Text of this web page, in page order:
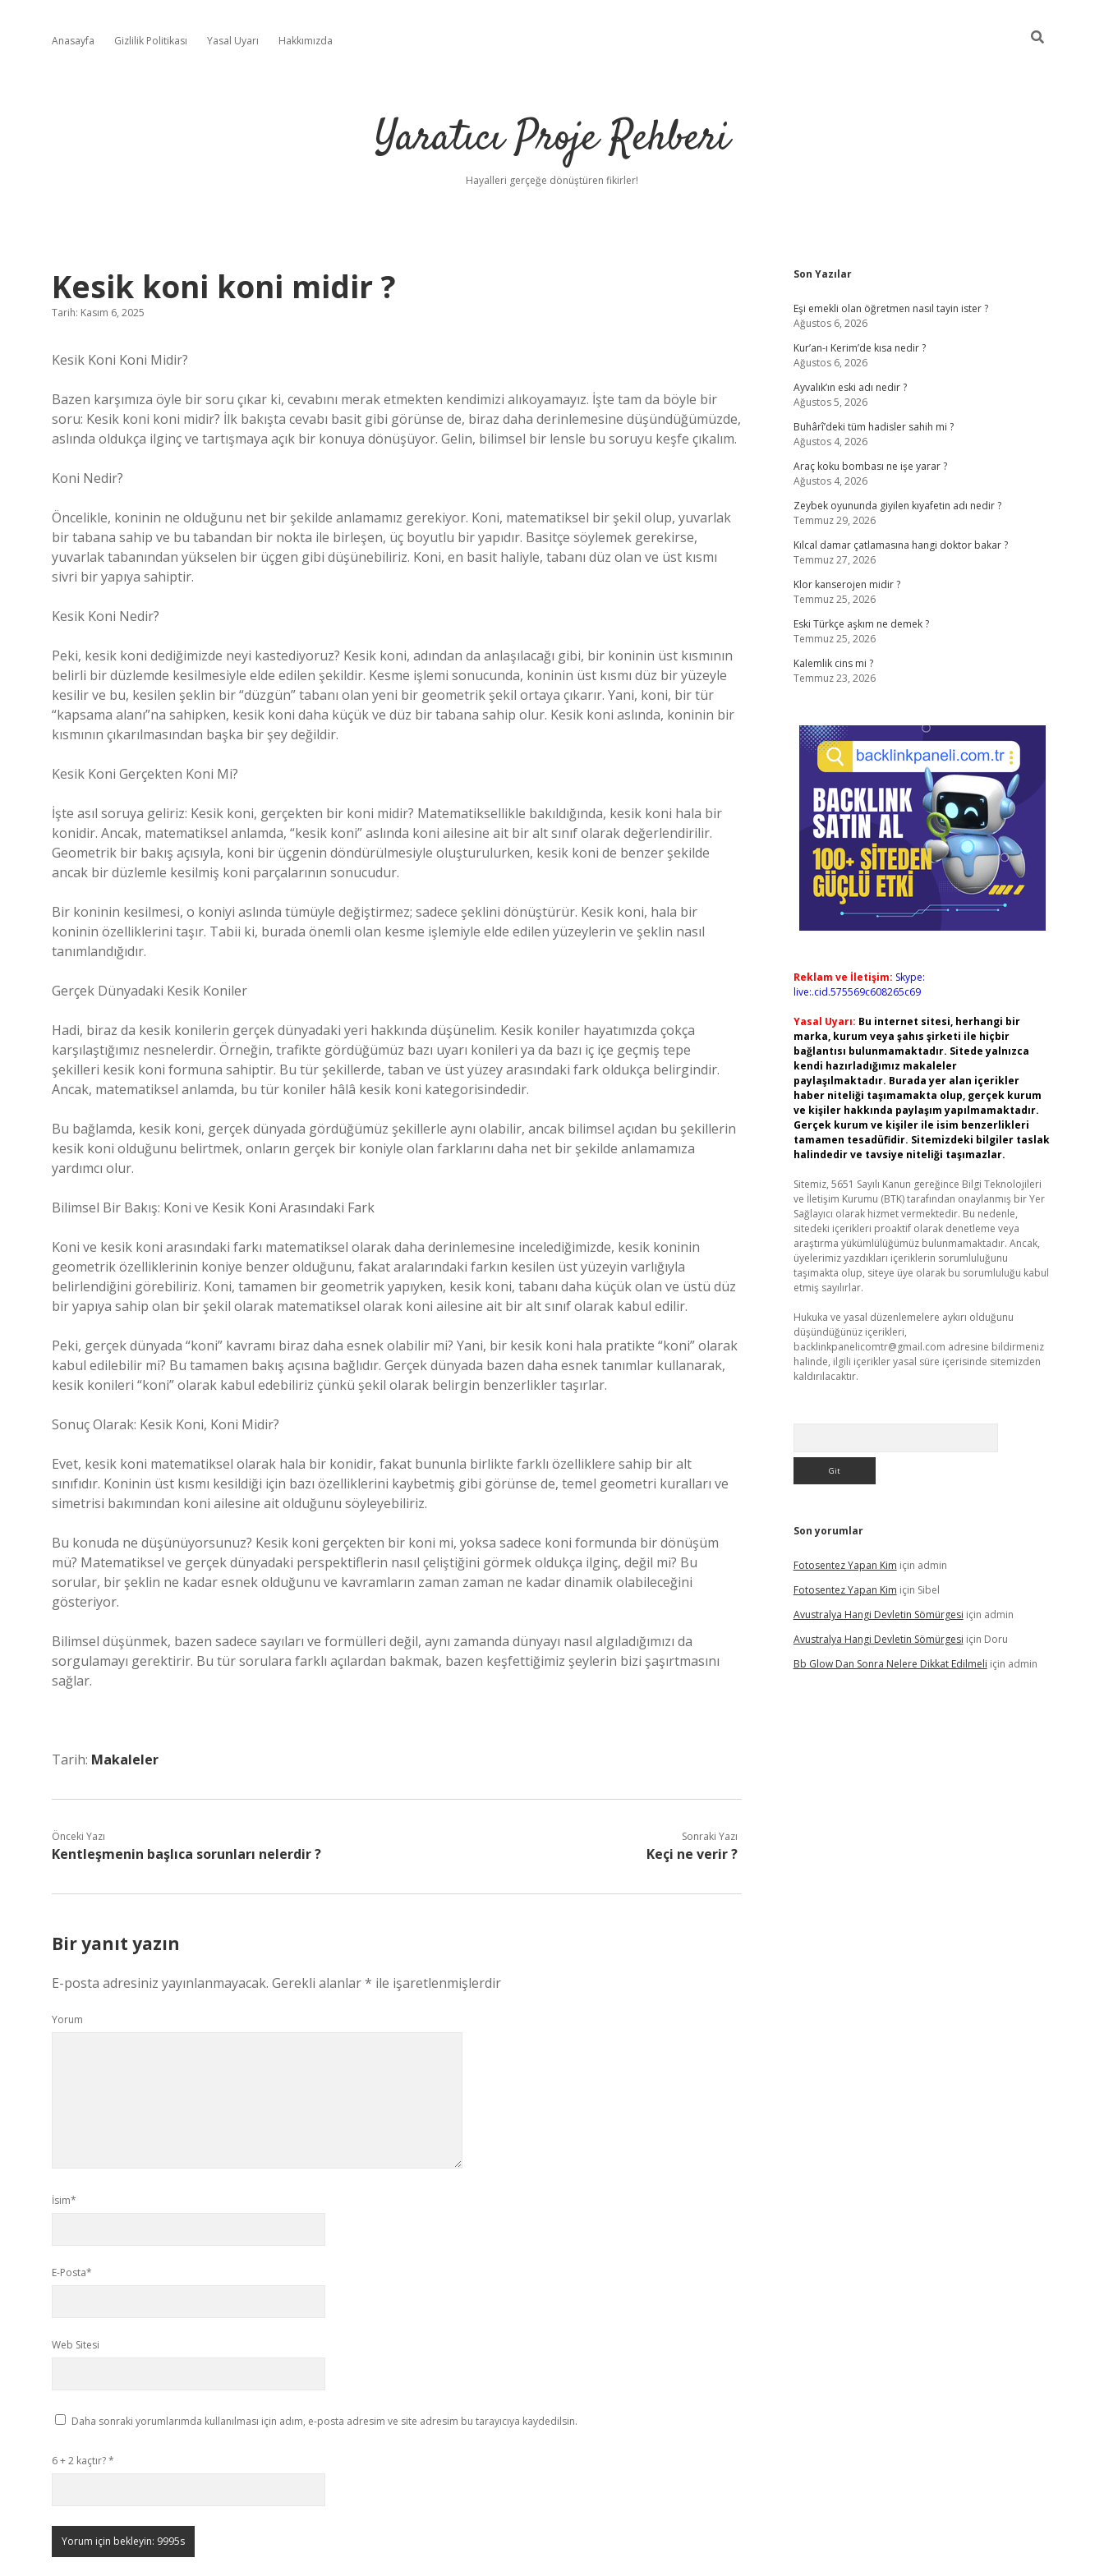
Anasayfa Gizlilik Politikası Yasal Uyarı Hakkımızda
Yaratıcı Proje Rehberi
Hayalleri gerçeğe dönüştüren fikirler!
Kesik koni koni midir ?
Tarih: Kasım 6, 2025
Kesik Koni Koni Midir?
Bazen karşımıza öyle bir soru çıkar ki, cevabını merak etmekten kendimizi alıkoyamayız. İşte tam da böyle bir
soru: Kesik koni koni midir? İlk bakışta cevabı basit gibi görünse de, biraz daha derinlemesine düşündüğümüzde,
aslında oldukça ilginç ve tartışmaya açık bir konuya dönüşüyor. Gelin, bilimsel bir lensle bu soruyu keşfe çıkalım.
Koni Nedir?
Öncelikle, koninin ne olduğunu net bir şekilde anlamamız gerekiyor. Koni, matematiksel bir şekil olup, yuvarlak
bir tabana sahip ve bu tabandan bir nokta ile birleşen, üç boyutlu bir yapıdır. Basitçe söylemek gerekirse,
yuvarlak tabanından yükselen bir üçgen gibi düşünebiliriz. Koni, en basit haliyle, tabanı düz olan ve üst kısmı
sivri bir yapıya sahiptir.
Kesik Koni Nedir?
Peki, kesik koni dediğimizde neyi kastediyoruz? Kesik koni, adından da anlaşılacağı gibi, bir koninin üst kısmının
belirli bir düzlemde kesilmesiyle elde edilen şekildir. Kesme işlemi sonucunda, koninin üst kısmı düz bir yüzeyle
kesilir ve bu, kesilen şeklin bir “düzgün” tabanı olan yeni bir geometrik şekil ortaya çıkarır. Yani, koni, bir tür
“kapsama alanı”na sahipken, kesik koni daha küçük ve düz bir tabana sahip olur. Kesik koni aslında, koninin bir
kısmının çıkarılmasından başka bir şey değildir.
Kesik Koni Gerçekten Koni Mi?
İşte asıl soruya geliriz: Kesik koni, gerçekten bir koni midir? Matematiksellikle bakıldığında, kesik koni hala bir
konidir. Ancak, matematiksel anlamda, “kesik koni” aslında koni ailesine ait bir alt sınıf olarak değerlendirilir.
Geometrik bir bakış açısıyla, koni bir üçgenin döndürülmesiyle oluşturulurken, kesik koni de benzer şekilde
ancak bir düzlemle kesilmiş koni parçalarının sonucudur.
Bir koninin kesilmesi, o koniyi aslında tümüyle değiştirmez; sadece şeklini dönüştürür. Kesik koni, hala bir
koninin özelliklerini taşır. Tabii ki, burada önemli olan kesme işlemiyle elde edilen yüzeylerin ve şeklin nasıl
tanımlandığıdır.
Gerçek Dünyadaki Kesik Koniler
Hadi, biraz da kesik konilerin gerçek dünyadaki yeri hakkında düşünelim. Kesik koniler hayatımızda çokça
karşılaştığımız nesnelerdir. Örneğin, trafikte gördüğümüz bazı uyarı konileri ya da bazı iç içe geçmiş tepe
şekilleri kesik koni formuna sahiptir. Bu tür şekillerde, taban ve üst yüzey arasındaki fark oldukça belirgindir.
Ancak, matematiksel anlamda, bu tür koniler hâlâ kesik koni kategorisindedir.
Bu bağlamda, kesik koni, gerçek dünyada gördüğümüz şekillerle aynı olabilir, ancak bilimsel açıdan bu şekillerin
kesik koni olduğunu belirtmek, onların gerçek bir koniyle olan farklarını daha net bir şekilde anlamamıza
yardımcı olur.
Bilimsel Bir Bakış: Koni ve Kesik Koni Arasındaki Fark
Koni ve kesik koni arasındaki farkı matematiksel olarak daha derinlemesine incelediğimizde, kesik koninin
geometrik özelliklerinin koniye benzer olduğunu, fakat aralarındaki farkın kesilen üst yüzeyin varlığıyla
belirlendiğini görebiliriz. Koni, tamamen bir geometrik yapıyken, kesik koni, tabanı daha küçük olan ve üstü düz
bir yapıya sahip olan bir şekil olarak matematiksel olarak koni ailesine ait bir alt sınıf olarak kabul edilir.
Peki, gerçek dünyada “koni” kavramı biraz daha esnek olabilir mi? Yani, bir kesik koni hala pratikte “koni” olarak
kabul edilebilir mi? Bu tamamen bakış açısına bağlıdır. Gerçek dünyada bazen daha esnek tanımlar kullanarak,
kesik konileri “koni” olarak kabul edebiliriz çünkü şekil olarak belirgin benzerlikler taşırlar.
Sonuç Olarak: Kesik Koni, Koni Midir?
Evet, kesik koni matematiksel olarak hala bir konidir, fakat bununla birlikte farklı özelliklere sahip bir alt
sınıfıdır. Koninin üst kısmı kesildiği için bazı özelliklerini kaybetmiş gibi görünse de, temel geometri kuralları ve
simetrisi bakımından koni ailesine ait olduğunu söyleyebiliriz.
Bu konuda ne düşünüyorsunuz? Kesik koni gerçekten bir koni mi, yoksa sadece koni formunda bir dönüşüm
mü? Matematiksel ve gerçek dünyadaki perspektiflerin nasıl çeliştiğini görmek oldukça ilginç, değil mi? Bu
sorular, bir şeklin ne kadar esnek olduğunu ve kavramların zaman zaman ne kadar dinamik olabileceğini
gösteriyor.
Bilimsel düşünmek, bazen sadece sayıları ve formülleri değil, aynı zamanda dünyayı nasıl algıladığımızı da
sorgulamayı gerektirir. Bu tür sorulara farklı açılardan bakmak, bazen keşfettiğimiz şeylerin bizi şaşırtmasını
sağlar.
Tarih: Makaleler
Önceki Yazı
Kentleşmenin başlıca sorunları nelerdir ?
Sonraki Yazı
Keçi ne verir ?
Bir yanıt yazın
E-posta adresiniz yayınlanmayacak. Gerekli alanlar* ile işaretlenmişlerdir
Yorum
İsim*
E-Posta*
Web Sitesi
Daha sonraki yorumlarımda kullanılması için adım, e-posta adresim ve site adresim bu tarayıcıya kaydedilsin.
6 + 2 kaçtır?*
Sidebar
Son Yazılar
Eşi emekli olan öğretmen nasıl tayin ister ?
Ağustos 6, 2026
Kur’an-ı Kerim’de kısa nedir ?
Ağustos 6, 2026
Ayvalık’ın eski adı nedir ?
Ağustos 5, 2026
Buhârî’deki tüm hadisler sahih mi ?
Ağustos 4, 2026
Araç koku bombası ne işe yarar ?
Ağustos 4, 2026
Zeybek oyununda giyilen kıyafetin adı nedir ?
Temmuz 29, 2026
Kılcal damar çatlamasına hangi doktor bakar ?
Temmuz 27, 2026
Klor kanserojen midir ?
Temmuz 25, 2026
Eski Türkçe aşkım ne demek ?
Temmuz 25, 2026
Kalemlik cins mi ?
Temmuz 23, 2026
Reklam ve İletişim: Skype:
live:.cid.575569c608265c69
Yasal Uyarı: Bu internet sitesi, herhangi bir
marka, kurum veya şahıs şirketi ile hiçbir
bağlantısı bulunmamaktadır. Sitede yalnızca
kendi hazırladığımız makaleler
paylaşılmaktadır. Burada yer alan içerikler
haber niteliği taşımamakta olup, gerçek kurum
ve kişiler hakkında paylaşım yapılmamaktadır.
Gerçek kurum ve kişiler ile isim benzerlikleri
tamamen tesadüfidir. Sitemizdeki bilgiler taslak
halindedir ve tavsiye niteliği taşımazlar.
Sitemiz, 5651 Sayılı Kanun gereğince Bilgi Teknolojileri
ve İletişim Kurumu (BTK) tarafından onaylanmış bir Yer
Sağlayıcı olarak hizmet vermektedir. Bu nedenle,
sitedeki içerikleri proaktif olarak denetleme veya
araştırma yükümlülüğümüz bulunmamaktadır. Ancak,
üyelerimiz yazdıkları içeriklerin sorumluluğunu
taşımakta olup, siteye üye olarak bu sorumluluğu kabul
etmiş sayılırlar.
Hukuka ve yasal düzenlemelere aykırı olduğunu
düşündüğünüz içerikleri,
backlinkpanelicomtr@gmail.com adresine bildirmeniz
halinde, ilgili içerikler yasal süre içerisinde sitemizden
kaldırılacaktır.
Son yorumlar
Fotosentez Yapan Kim için admin
Fotosentez Yapan Kim için Sibel
Avustralya Hangi Devletin Sömürgesi için admin
Avustralya Hangi Devletin Sömürgesi için Doru
Bb Glow Dan Sonra Nelere Dikkat Edilmeli için admin